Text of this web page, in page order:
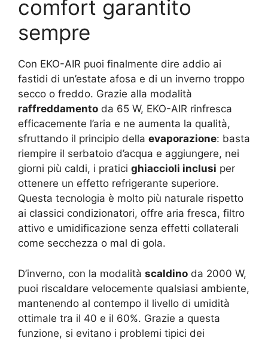
comfort garantito
sempre
Con EKO-AIR puoi finalmente dire addio ai
fastidi di un’estate afosa e di un inverno troppo
secco o freddo. Grazie alla modalità
raffreddamento da 65 W, EKO-AIR rinfresca
efficacemente l’aria e ne aumenta la qualità,
sfruttando il principio della evaporazione: basta
riempire il serbatoio d’acqua e aggiungere, nei
giorni più caldi, i pratici ghiaccioli inclusi per
ottenere un effetto refrigerante superiore.
Questa tecnologia è molto più naturale rispetto
ai classici condizionatori, offre aria fresca, filtro
attivo e umidificazione senza effetti collaterali
come secchezza o mal di gola.
D’inverno, con la modalità scaldino da 2000 W,
puoi riscaldare velocemente qualsiasi ambiente,
mantenendo al contempo il livello di umidità
ottimale tra il 40 e il 60%. Grazie a questa
funzione, si evitano i problemi tipici dei